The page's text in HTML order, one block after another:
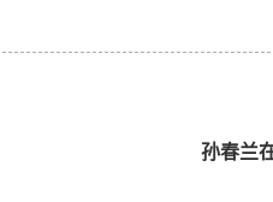
孙春兰